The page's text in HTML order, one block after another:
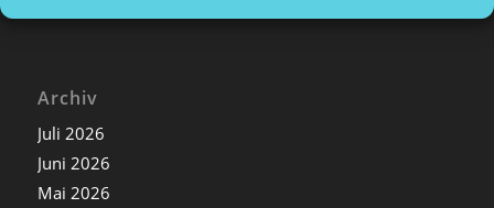
Archiv
Juli 2026
Juni 2026
Mai 2026